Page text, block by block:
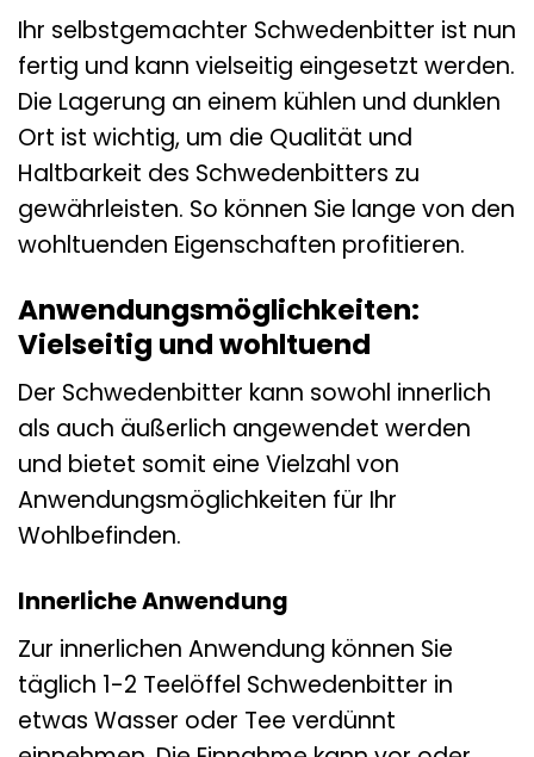
Ihr selbstgemachter Schwedenbitter ist nun
fertig und kann vielseitig eingesetzt werden.
Die Lagerung an einem kühlen und dunklen
Ort ist wichtig, um die Qualität und
Haltbarkeit des Schwedenbitters zu
gewährleisten. So können Sie lange von den
wohltuenden Eigenschaften profitieren.
Anwendungsmöglichkeiten:
Vielseitig und wohltuend
Der Schwedenbitter kann sowohl innerlich
als auch äußerlich angewendet werden
und bietet somit eine Vielzahl von
Anwendungsmöglichkeiten für Ihr
Wohlbefinden.
Innerliche Anwendung
Zur innerlichen Anwendung können Sie
täglich 1-2 Teelöffel Schwedenbitter in
etwas Wasser oder Tee verdünnt